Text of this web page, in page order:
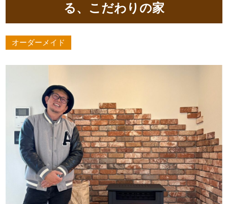
設計・デザイン
ログハウス風の新築注文住宅
こだわりの家を実現する方法
当社のこと・人
会社概要
お知らせ
教えて！佐沢社長！
教えて！佐沢社長！
「ローンのお悩み特集」基礎編
モデルハウス
Instagram facebook
る、こだわりの家
オーダーメイド